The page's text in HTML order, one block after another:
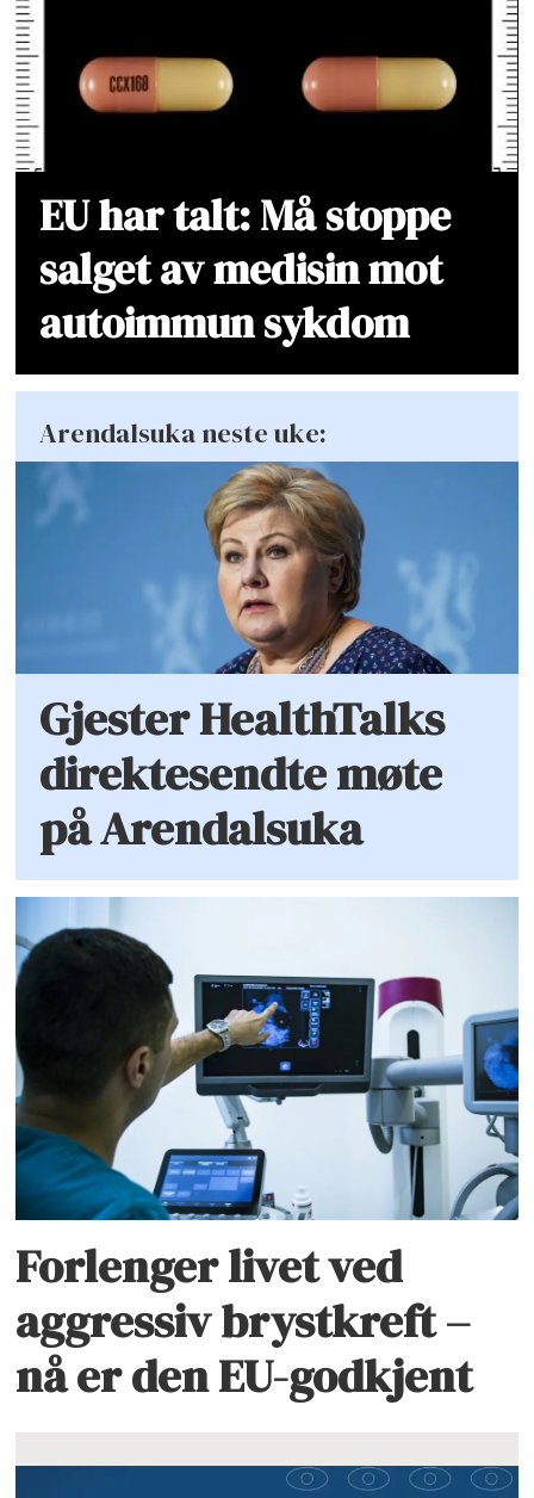
EU har talt: Må stoppe
salget av medisin mot
autoimmun sykdom
Arendalsuka neste uke:
Gjester HealthTalks
direktesendte møte
på Arendalsuka
Forlenger livet ved
aggressiv brystkreft –
nå er den EU-godkjent